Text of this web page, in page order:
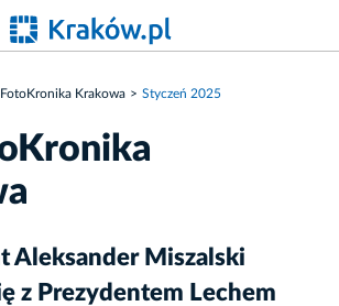
Krakowa Styczeń 2025
Aleksander Miszalski
z Prezydentem Lechem